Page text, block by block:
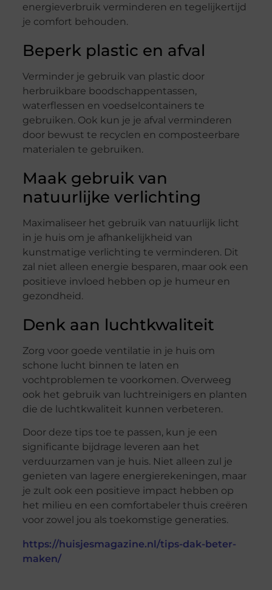
energieverbruik verminderen en tegelijkertijd
je comfort behouden.
Beperk plastic en afval
Verminder je gebruik van plastic door
herbruikbare boodschappentassen,
waterflessen en voedselcontainers te
gebruiken. Ook kun je je afval verminderen
door bewust te recyclen en composteerbare
materialen te gebruiken.
Maak gebruik van
natuurlijke verlichting
Maximaliseer het gebruik van natuurlijk licht
in je huis om je afhankelijkheid van
kunstmatige verlichting te verminderen. Dit
zal niet alleen energie besparen, maar ook een
positieve invloed hebben op je humeur en
gezondheid.
Denk aan luchtkwaliteit
Zorg voor goede ventilatie in je huis om
schone lucht binnen te laten en
vochtproblemen te voorkomen. Overweeg
ook het gebruik van luchtreinigers en planten
die de luchtkwaliteit kunnen verbeteren.
Door deze tips toe te passen, kun je een
significante bijdrage leveren aan het
verduurzamen van je huis. Niet alleen zul je
genieten van lagere energierekeningen, maar
je zult ook een positieve impact hebben op
het milieu en een comfortabeler thuis creëren
voor zowel jou als toekomstige generaties.
https://huisjesmagazine.nl/tips-dak-beter-
maken/